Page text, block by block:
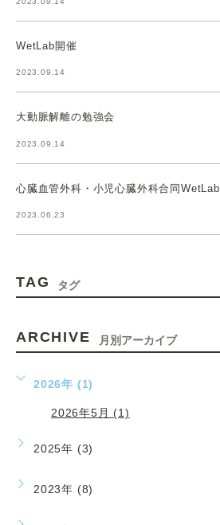
WetLab開催
2023.09.14
大動脈解離の勉強会
2023.09.14
心臓血管外科・小児心臓外科合同WetLab
2023.06.23
TAG タグ
ARCHIVE 月別アーカイブ
2026年 (1)
2026年5月 (1)
2025年 (3)
2023年 (8)